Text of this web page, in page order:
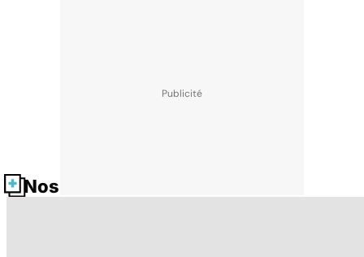
Nos fiches santé